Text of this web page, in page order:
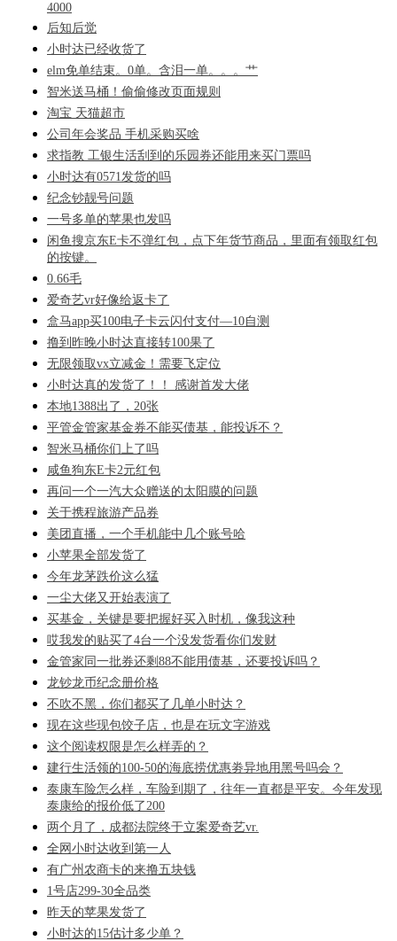
4000
后知后觉
小时达已经收货了
elm免单结束。0单。含泪一单。。。艹
智米送马桶！偷偷修改页面规则
淘宝 天猫超市
公司年会奖品 手机采购买啥
求指教 工银生活刮到的乐园券还能用来买门票吗
小时达有0571发货的吗
纪念钞靓号问题
一号多单的苹果也发吗
闲鱼搜京东E卡不弹红包，点下年货节商品，里面有领取红包
的按键。
0.66毛
爱奇艺vr好像给返卡了
盒马app买100电子卡云闪付支付—10自测
撸到昨晚小时达直接转100果了
无限领取vx立减金！需要飞定位
小时达真的发货了！！ 感谢首发大佬
本地1388出了，20张
平管金管家基金券不能买债基，能投诉不？
智米马桶你们上了吗
咸鱼狗东E卡2元红包
再问一个一汽大众赠送的太阳膜的问题
关于携程旅游产品券
美团直播，一个手机能中几个账号哈
小苹果全部发货了
今年龙茅跌价这么猛
一尘大佬又开始表演了
买基金，关键是要把握好买入时机，像我这种
哎我发的贴买了4台一个没发货看你们发财
金管家同一批券还剩88不能用债基，还要投诉吗？
龙钞龙币纪念册价格
不吹不黑，你们都买了几单小时达？
现在这些现包饺子店，也是在玩文字游戏
这个阅读权限是怎么样弄的？
建行生活领的100-50的海底捞优惠劵异地用黑号吗会？
泰康车险怎么样，车险到期了，往年一直都是平安。今年发现
泰康给的报价低了200
两个月了，成都法院终于立案爱奇艺vr.
全网小时达收到第一人
有广州农商卡的来撸五块钱
1号店299-30全品类
昨天的苹果发货了
小时达的15估计多少单？